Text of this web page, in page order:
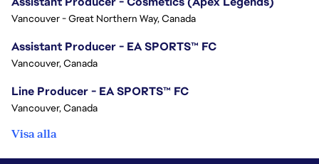
Vancouver - Great Northern Way, Canada
Assistant Producer - EA SPORTS™ FC
Vancouver, Canada
Line Producer - EA SPORTS™ FC
Vancouver, Canada
Visa alla